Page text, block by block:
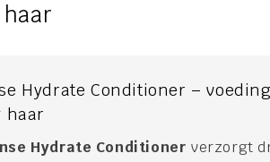
Hydrate Conditioner –
haar
Hydrate Conditioner verzorgt